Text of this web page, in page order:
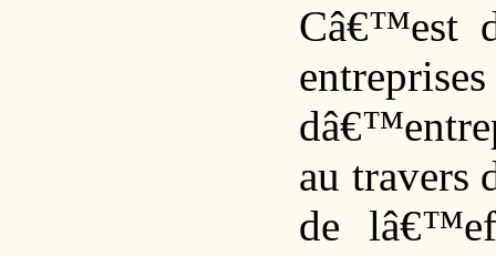
Câ€™est
au travers
de